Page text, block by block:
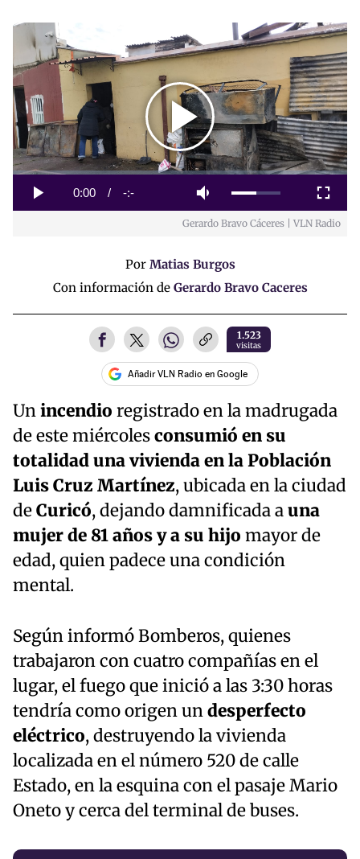
Play
Video
Play Mute
Current
0:00 / Duration
-:-
Loaded:
Fullscreen
Gerardo Bravo Cáceres | VLN Radio
Por Matias Burgos
Con información de Gerardo Bravo Caceres
1.523
visitas
Añadir VLN Radio en Google
Unincendio registrado en la madrugada
de este miércolesconsumió en su
totalidad una vivienda en la Población
Luis Cruz Martínez, ubicada en la ciudad
deCuricó, dejando damnificada auna
mujer de 81 años y a su hijo mayor de
edad, quien padece una condición
mental.
Según informó Bomberos, quienes
trabajaron con cuatro compañías en el
lugar, el fuego que inició a las 3:30 horas
tendría como origen undesperfecto
eléctrico, destruyendo la vivienda
localizada en el número 520 de calle
Estado, en la esquina con el pasaje Mario
Oneto y cerca del terminal de buses.